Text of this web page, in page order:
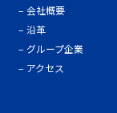
会社概要
沿革
グループ企業
アクセス